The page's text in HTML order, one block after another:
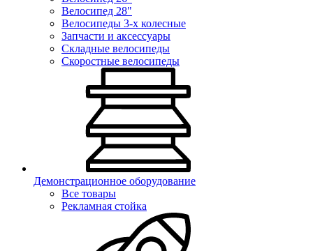
Велосипед 28"
Велосипеды 3-х колесные
Запчасти и аксессуары
Складные велосипеды
Скоростные велосипеды
Демонстрационное оборудование
Все товары
Рекламная стойка